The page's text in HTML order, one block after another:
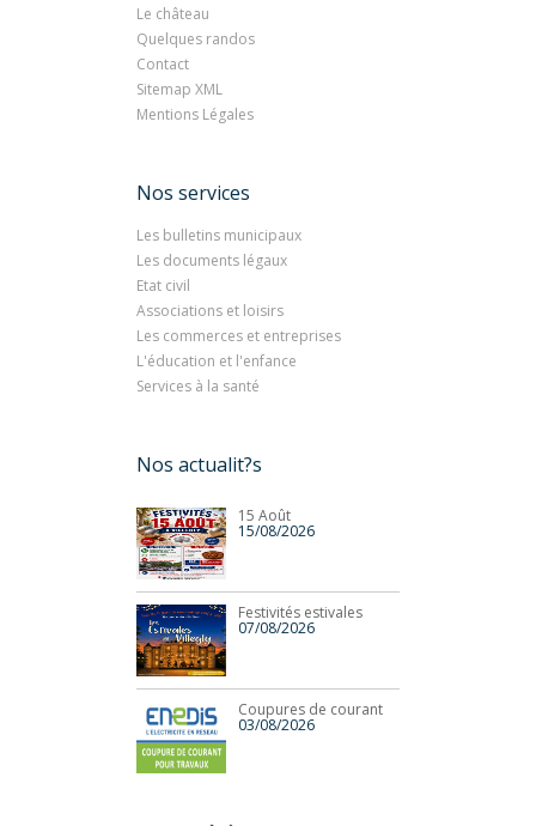
Le château
Quelques randos
Contact
Sitemap XML
Mentions Légales
Nos services
Les bulletins municipaux
Les documents légaux
Etat civil
Associations et loisirs
Les commerces et entreprises
L'éducation et l'enfance
Services à la santé
Nos actualit?s
15 Août
15/08/2026
Festivités estivales
07/08/2026
Coupures de courant
03/08/2026